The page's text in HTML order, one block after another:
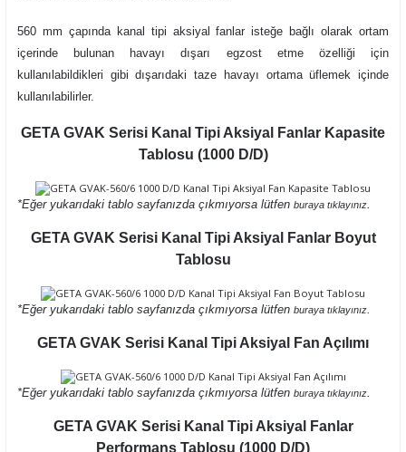
560 mm çapında kanal tipi aksiyal fanlar isteğe bağlı olarak ortam
içerinde bulunan havayı dışarı egzost etme özelliği için
kullanılabildikleri gibi dışarıdaki taze havayı ortama üflemek içinde
kullanılabilirler.
GETA GVAK Serisi Kanal Tipi Aksiyal Fanlar Kapasite
Tablosu (1000 D/D)
*Eğer yukarıdaki tablo sayfanızda çıkmıyorsa lütfen buraya tıklayınız.
GETA GVAK Serisi Kanal Tipi Aksiyal Fanlar Boyut
Tablosu
*Eğer yukarıdaki tablo sayfanızda çıkmıyorsa lütfen buraya tıklayınız.
GETA GVAK Serisi Kanal Tipi Aksiyal Fan Açılımı
*Eğer yukarıdaki tablo sayfanızda çıkmıyorsa lütfen buraya tıklayınız.
GETA GVAK Serisi Kanal Tipi Aksiyal Fanlar
Performans Tablosu (1000 D/D)